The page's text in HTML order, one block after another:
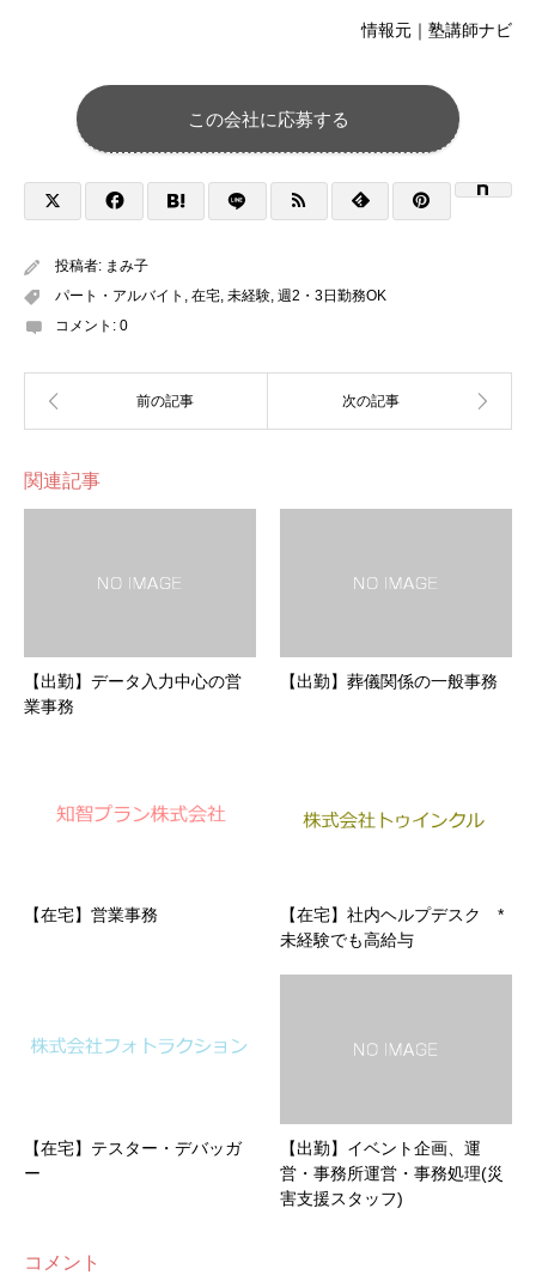
情報元｜塾講師ナビ
この会社に応募する
投稿者: まみ子
パート・アルバイト
在宅 未経験 週2・3日勤務OK
コメント: 0
関連記事
【出勤】データ入力中心の営
業事務
【出勤】葬儀関係の一般事務
【在宅】営業事務
【在宅】社内ヘルプデスク *
未経験でも高給与
【在宅】テスター・デバッガ
ー
【出勤】イベント企画、運
営・事務所運営・事務処理(災
害支援スタッフ)
コメント